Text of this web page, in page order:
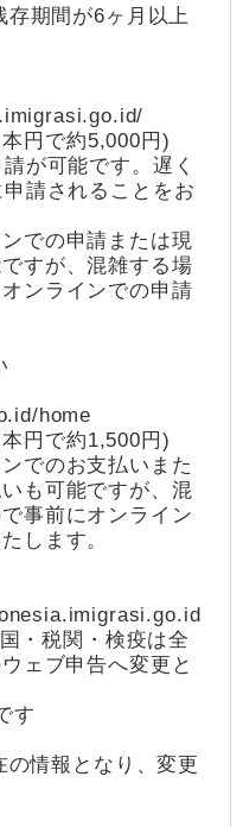
期間が6ヶ月以上
円で約5,000円)
が可能です。遅く
請されることをお
での申請または現
すが、混雑する場
ンラインでの申請
home
円で約1,500円)
でのお支払いまた
も可能ですが、混
事前にオンライン
します。
・税関・検疫は全
ェブ申告へ変更と
す
情報となり、変更